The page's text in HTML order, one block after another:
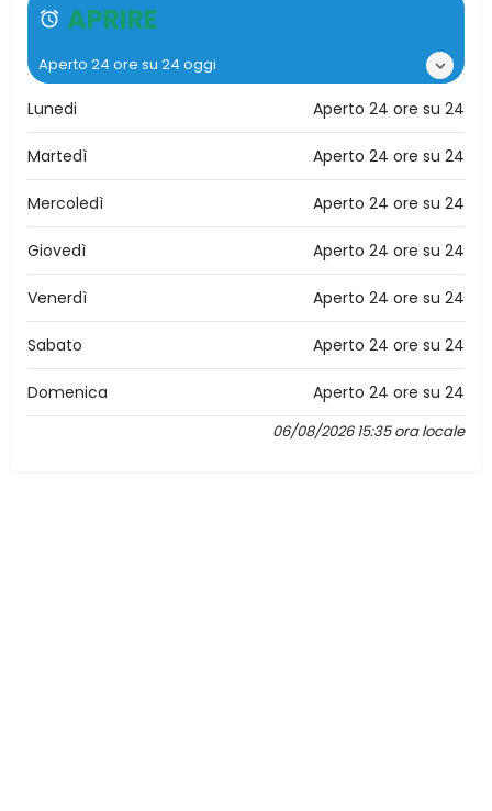
APRIRE
Aperto 24 ore su 24 oggi
Lunedi Aperto 24 ore su 24
Martedì Aperto 24 ore su 24
Mercoledì Aperto 24 ore su 24
Giovedì Aperto 24 ore su 24
Venerdì Aperto 24 ore su 24
Sabato Aperto 24 ore su 24
Domenica Aperto 24 ore su 24
06/08/2026 15:35 ora locale